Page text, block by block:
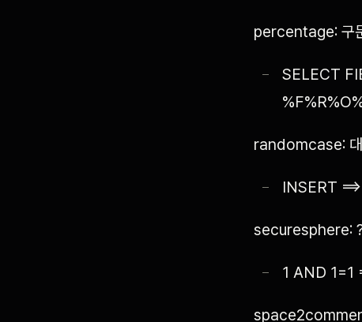
percentage: 구
SELECT
randomcase: 대
INSERT
securesphere:
1 AND 1=1